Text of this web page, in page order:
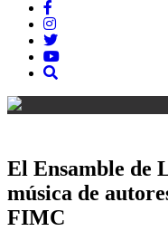
El Ensamble de
música de
FIMC